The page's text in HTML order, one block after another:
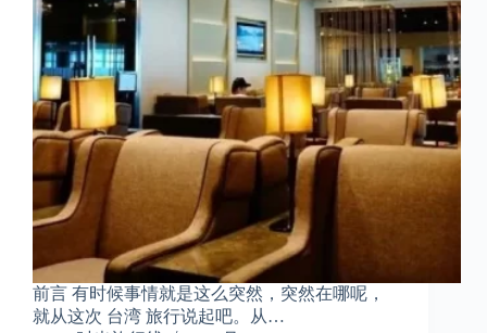
前言 有时候事情就是这么突然，突然在哪呢，
就从这次 台湾 旅行说起吧。从…